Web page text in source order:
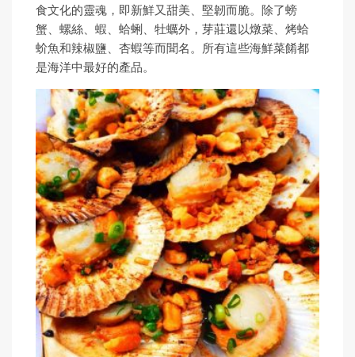
食文化的靈魂，即新鮮又甜美、堅韌而脆。除了螃
蟹、螺絲、蝦、蛤蜊、牡蠣外，芽莊還以燉菜、烤蛤
蚧魚和辣椒鹽、杏蝦等而聞名。所有這些海鮮菜餚都
是海洋中最好的產品。